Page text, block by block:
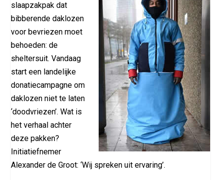
slaapzakpak dat
bibberende daklozen
voor bevriezen moet
behoeden: de
sheltersuit. Vandaag
start een landelijke
donatiecampagne om
daklozen niet te laten
‘doodvriezen’. Wat is
het verhaal achter
deze pakken?
Initiatiefnemer
Alexander de Groot: ‘Wij spreken uit ervaring’.